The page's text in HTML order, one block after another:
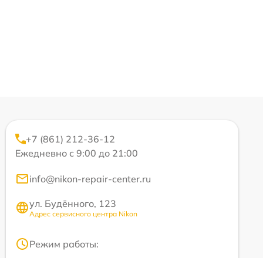
+7 (861) 212-36-12
Ежедневно с 9:00 до 21:00
info@nikon-repair-center.ru
ул. Будённого, 123
Адрес сервисного центра Nikon
Режим работы: